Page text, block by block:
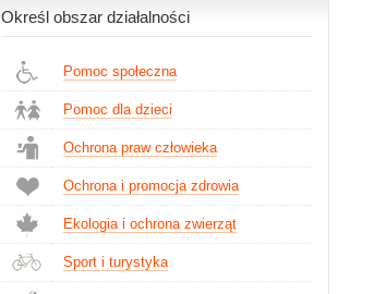
Określ obszar działalności
Pomoc społeczna
Pomoc dla dzieci
Ochrona praw człowieka
Ochrona i promocja zdrowia
Ekologia i ochrona zwierząt
Sport i turystyka